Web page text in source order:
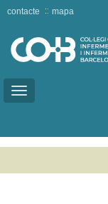
Toggle
contacte mapa